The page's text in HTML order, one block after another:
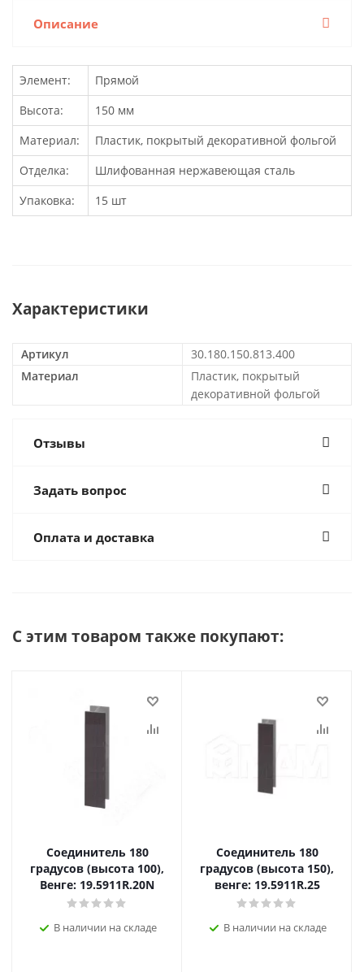
Описание
Элемент:
Прямой
Высота:
150 мм
Материал:
Пластик, покрытый декоративной фольгой
Отделка:
Шлифованная нержавеющая сталь
Упаковка:
15 шт
Характеристики
Артикул
30.180.150.813.400
Материал
Пластик, покрытый
декоративной фольгой
Отзывы
Задать вопрос
Оплата и доставка
С этим товаром также покупают:
Соединитель 180
градусов (высота 100),
Венге: 19.5911R.20N
В наличии на складе
Соединитель 180
градусов (высота 150),
венге: 19.5911R.25
В наличии на складе